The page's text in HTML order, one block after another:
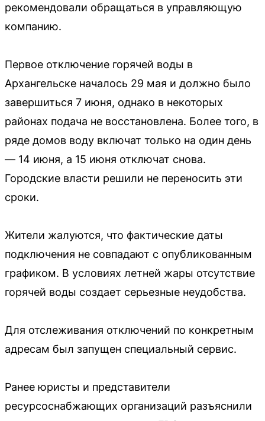
рекомендовали обращаться в управляющую
компанию.
Первое отключение горячей воды в
Архангельске началось 29 мая и должно было
завершиться 7 июня, однако в некоторых
районах подача не восстановлена. Более того, в
ряде домов воду включат только на один день
— 14 июня, а 15 июня отключат снова.
Городские власти решили не переносить эти
сроки.
Жители жалуются, что фактические даты
подключения не совпадают с опубликованным
графиком. В условиях летней жары отсутствие
горячей воды создает серьезные неудобства.
Для отслеживания отключений по конкретным
адресам был запущен специальный сервис.
Ранее юристы и представители
ресурсоснабжающих организаций разъяснили